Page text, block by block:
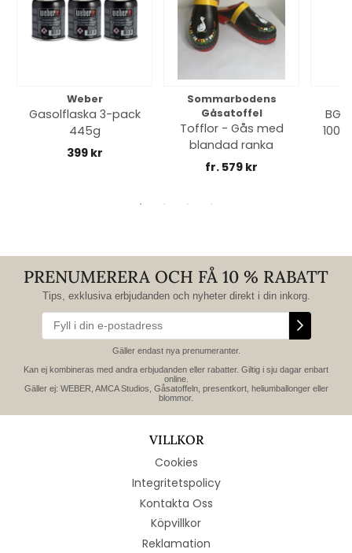
Weber
Gasolflaska 3-pack
445g
399 kr
Sommarbodens
Gåsatoffel
Tofflor - Gås med
blandad ranka
fr. 579 kr
PRENUMERERA OCH FÅ 10 % RABATT
Tips, exklusiva erbjudanden och nyheter direkt i din inkorg.
Gäller endast nya prenumeranter.
Kan ej kombineras med andra erbjudanden eller rabatter. Giltig i sju dagar enbart
online.
Gäller ej: WEBER, AMCA Studios, Gåsatoffeln, presentkort, heliumballonger eller
blommor.
VILLKOR
Cookies
Integritetspolicy
Kontakta Oss
Köpvillkor
Reklamation